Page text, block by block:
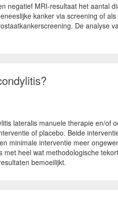
negatief MRI-resultaat het aantal
kanker via screening of
De analyse
lateralis manuele therapie en/
of placebo. Beide
minimale interventie meer
heel wat methodologische
bemoeilijkt.